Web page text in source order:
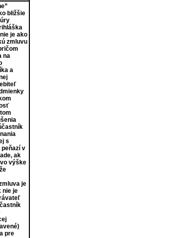
bližšie
je ako
zmluvu
na
a
s
v
ak
výške
je
nie je
pre